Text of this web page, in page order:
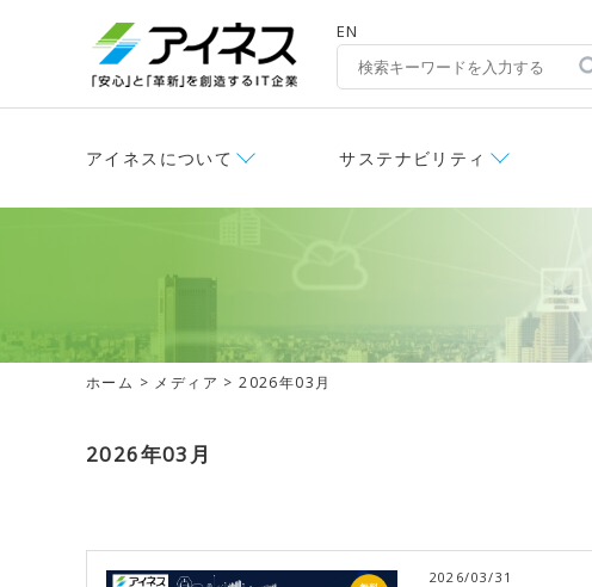
EN
アイネスについて サステナビリティ
ホーム > メディア > 2026年03月
2026年03月
2026/03/31